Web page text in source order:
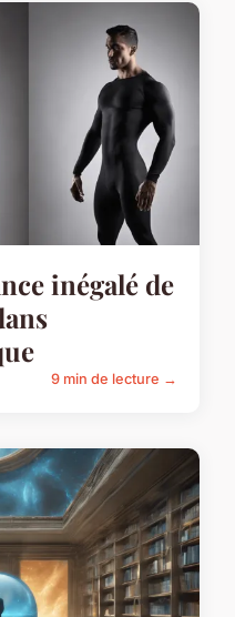
inégalé de
9 min de lecture →